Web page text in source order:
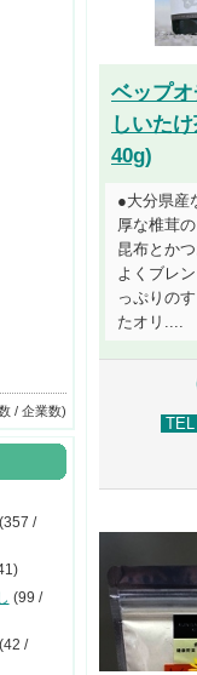
ベップ
しいた
40g)
●大分県産
厚な椎茸
昆布とか
よくブレ
っぷりの
たオリ....
TEL
/ 企業数)
/
(99 /
/